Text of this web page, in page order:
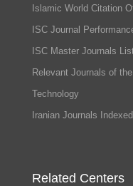
Islamic World Citation
ISC Journal
ISC Master Journals
Relevant Journals of
Technology
Iranian Journals
Related Centers